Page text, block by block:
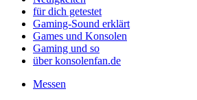
für dich getestet
Gaming-Sound erklärt
Games und Konsolen
Gaming und so
über konsolenfan.de
Messen